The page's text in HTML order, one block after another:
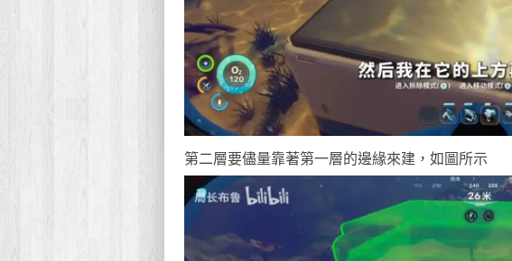
第二層要儘量靠著第一層的邊緣來建，如圖所示